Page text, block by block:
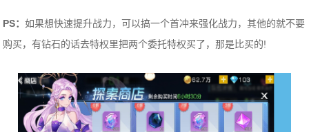
PS：如果想快速提升战力，可以搞一个首冲来强化战力，其他的就不要
购买，有钻石的话去特权里把两个委托特权买了，那是比买的!